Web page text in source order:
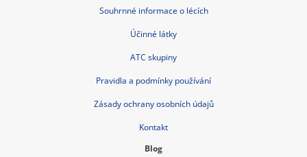
Souhrnné informace o lécích
Účinné látky
ATC skupiny
Pravidla a podmínky používání
Zásady ochrany osobních údajů
Kontakt
Blog